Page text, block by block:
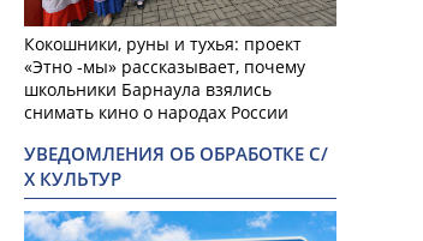
Кокошники, руны и тухья: проект
«Этно -мы» рассказывает, почему
школьники Барнаула взялись
снимать кино о народах России
УВЕДОМЛЕНИЯ ОБ ОБРАБОТКЕ С/
Х КУЛЬТУР